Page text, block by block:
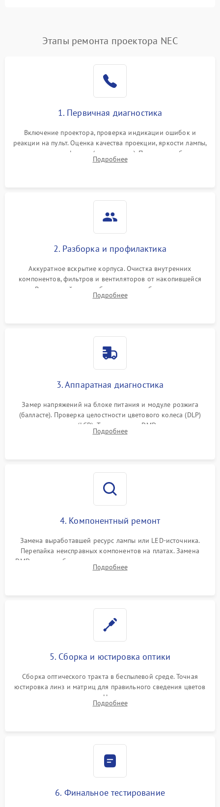
Нестабильная яркость или
контраст
4000 ₽ Подробнее →
Неравномерная подсветка
автоматическая коррекция
трапеции (Keystone)
Проблемы с
масштабированием
Подробнее →
Этапы ремонта проектора NEC
1. Первичная диагностика
Включение проектора, проверка индикации ошибок и
реакции на пульт. Оценка качества проекции, яркости лампы,
наличия артефактов (точки, пятна). Проверка работы
системы охлаждения по уровню шума вентиляторов.
Подробнее
2. Разборка и профилактика
Аккуратное вскрытие корпуса. Очистка внутренних
компонентов, фильтров и вентиляторов от накопившейся
пыли. Визуальный осмотр блока питания, балласта лампы и
материнской платы на наличие прогаров или вздутых
Подробнее
3. Аппаратная диагностика
Замер напряжений на блоке питания и модуле розжига
(балласте). Проверка целостности цветового колеса (DLP)
или поляризаторов (LCD). Тестирование DMD-чипа, датчиков
температуры и оптопар с помощью мультиметра и
Подробнее
4. Компонентный ремонт
Замена выработавшей ресурс лампы или LED-источника.
Перепайка неисправных компонентов на платах. Замена
DMD-чипа при битых пикселях, установка нового цветового
колеса или восстановление сгоревших поляризационных
Подробнее
5. Сборка и юстировка оптики
Сборка оптического тракта в беспылевой среде. Точная
юстировка линз и матриц для правильного сведения цветов
и устранения размытия. Надежное подключение всех
шлейфов, установка датчиков и закрытие корпуса
Подробнее
6. Финальное тестирование